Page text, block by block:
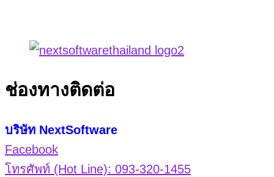
ช่องทางติดต่อ
บริษัท NextSoftware
Facebook
โทรศัพท์ (Hot Line): 093-320-1455